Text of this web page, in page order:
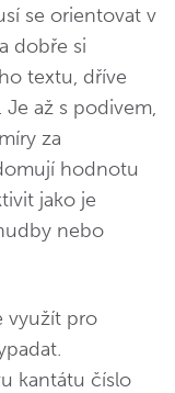
se orientovat v
dobře si
textu, dříve
až s podivem,
za
hodnotu
jako je
nebo
využít pro
kantátu číslo